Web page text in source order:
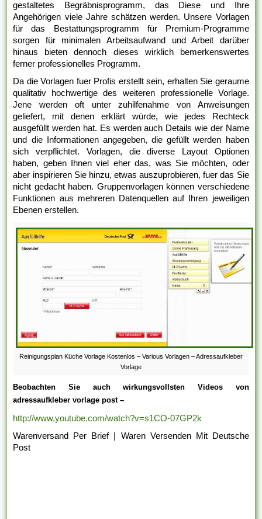
gestaltetes Begräbnisprogramm, das Diese und Ihre
Angehörigen viele Jahre schätzen werden. Unsere Vorlagen
für das Bestattungsprogramm für Premium-Programme
sorgen für minimalen Arbeitsaufwand und Arbeit darüber
hinaus bieten dennoch dieses wirklich bemerkenswertes
ferner professionelles Programm.
Da die Vorlagen fuer Profis erstellt sein, erhalten Sie geraume
qualitativ hochwertige des weiteren professionelle Vorlage.
Jene werden oft unter zuhilfenahme von Anweisungen
geliefert, mit denen erklärt würde, wie jedes Rechteck
ausgefüllt werden hat. Es werden auch Details wie der Name
und die Informationen angegeben, die gefüllt werden haben
sich verpflichtet. Vorlagen, die diverse Layout Optionen
haben, geben Ihnen viel eher das, was Sie möchten, oder
aber inspirieren Sie hinzu, etwas auszuprobieren, fuer das Sie
nicht gedacht haben. Gruppenvorlagen können verschiedene
Funktionen aus mehreren Datenquellen auf Ihren jeweiligen
Ebenen erstellen.
Reinigungsplan Küche Vorlage Kostenlos – Various Vorlagen – Adressaufkleber
Vorlage
Beobachten Sie auch wirkungsvollsten Videos von
adressaufkleber vorlage post –
http://www.youtube.com/watch?v=s1CO-07GP2k
Warenversand Per Brief | Waren Versenden Mit Deutsche
Post